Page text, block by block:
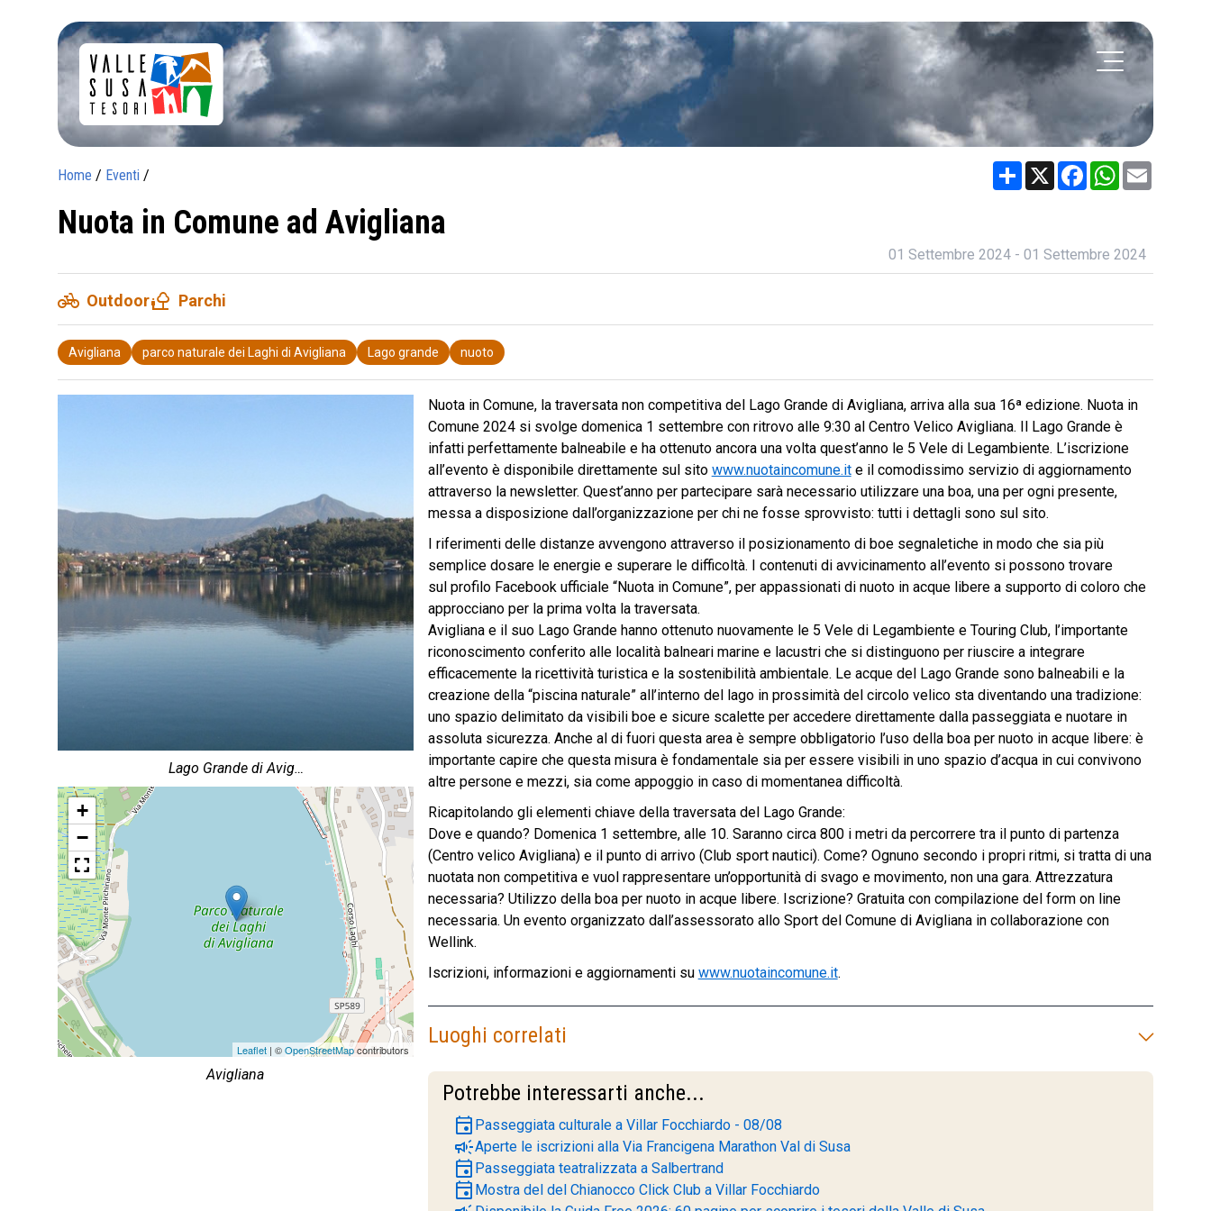
Home / Eventi / Share X FacebookWhatsApp
Nuota in Comune ad Avigliana
01 Settembre 2024 - 01 Settembre 2024
pedal_bike Outdoornature_people Parchi
Avigliana parco naturale dei Laghi di Avigliana Lago grande nuoto
Lago Grande di Avig…
+
−
Leaflet| ©OpenStreetMapcontributors
Avigliana
Nuota in Comune, la traversata non competitiva del Lago Grande di Avigliana, arriva alla sua 16ª edizione. Nuota in
Comune 2024 si svolge domenica 1 settembre con ritrovo alle 9:30 al Centro Velico Avigliana. Il Lago Grande è
infatti perfettamente balneabile e ha ottenuto ancora una volta quest’anno le 5 Vele di Legambiente. L’iscrizione
all’evento è disponibile direttamente sul sito www.nuotaincomune.ite il comodissimo servizio di aggiornamento
attraverso la newsletter. Quest’anno per partecipare sarà necessario utilizzare una boa, una per ogni presente,
messa a disposizione dall’organizzazione per chi ne fosse sprovvisto: tutti i dettagli sono sul sito.
I riferimenti delle distanze avvengono attraverso il posizionamento di boe segnaletiche in modo che sia più
semplice dosare le energie e superare le difficoltà. I contenuti di avvicinamento all’evento si possono trovare
sul profilo Facebook ufficiale “Nuota in Comune”, per appassionati di nuoto in acque libere a supporto di coloro che
approcciano per la prima volta la traversata.
Avigliana e il suo Lago Grande hanno ottenuto nuovamente le 5 Vele di Legambiente e Touring Club, l’importante
riconoscimento conferito alle località balneari marine e lacustri che si distinguono per riuscire a integrare
efficacemente la ricettività turistica e la sostenibilità ambientale. Le acque del Lago Grande sono balneabili e la
creazione della “piscina naturale” all’interno del lago in prossimità del circolo velico sta diventando una tradizione:
uno spazio delimitato da visibili boe e sicure scalette per accedere direttamente dalla passeggiata e nuotare in
assoluta sicurezza. Anche al di fuori questa area è sempre obbligatorio l’uso della boa per nuoto in acque libere: è
importante capire che questa misura è fondamentale sia per essere visibili in uno spazio d’acqua in cui convivono
altre persone e mezzi, sia come appoggio in caso di momentanea difficoltà.
Ricapitolando gli elementi chiave della traversata del Lago Grande:
Dove e quando? Domenica 1 settembre, alle 10. Saranno circa 800 i metri da percorrere tra il punto di partenza
(Centro velico Avigliana) e il punto di arrivo (Club sport nautici). Come? Ognuno secondo i propri ritmi, si tratta di una
nuotata non competitiva e vuol rappresentare un’opportunità di svago e movimento, non una gara. Attrezzatura
necessaria? Utilizzo della boa per nuoto in acque libere. Iscrizione? Gratuita con compilazione del form on line
necessaria. Un evento organizzato dall’assessorato allo Sport del Comune di Avigliana in collaborazione con
Wellink.
Iscrizioni, informazioni e aggiornamenti su www.nuotaincomune.it.
Luoghi correlati
Potrebbe interessarti anche...
event Passeggiata culturale a Villar Focchiardo - 08/08
campaignAperte le iscrizioni alla Via Francigena Marathon Val di Susa
event Passeggiata teatralizzata a Salbertrand
event Mostra del del Chianocco Click Club a Villar Focchiardo